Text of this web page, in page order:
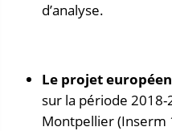
d’analyse.
Le projet européen
sur la période 2018-
Montpellier (Inserm